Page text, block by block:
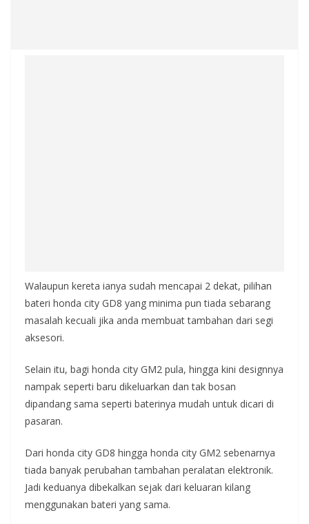
Walaupun kereta ianya sudah mencapai 2 dekat, pilihan
bateri honda city GD8 yang minima pun tiada sebarang
masalah kecuali jika anda membuat tambahan dari segi
aksesori.
Selain itu, bagi honda city GM2 pula, hingga kini designnya
nampak seperti baru dikeluarkan dan tak bosan
dipandang sama seperti baterinya mudah untuk dicari di
pasaran.
Dari honda city GD8 hingga honda city GM2 sebenarnya
tiada banyak perubahan tambahan peralatan elektronik.
Jadi keduanya dibekalkan sejak dari keluaran kilang
menggunakan bateri yang sama.